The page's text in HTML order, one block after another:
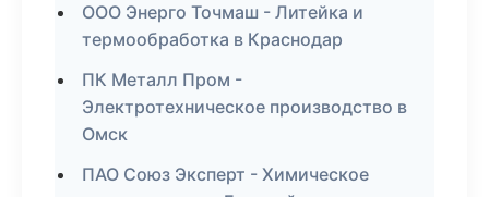
ООО Энерго Точмаш - Литейка и
термообработка в Краснодар
ПК Металл Пром -
Электротехническое производство в
Омск
ПАО Союз Эксперт - Химическое